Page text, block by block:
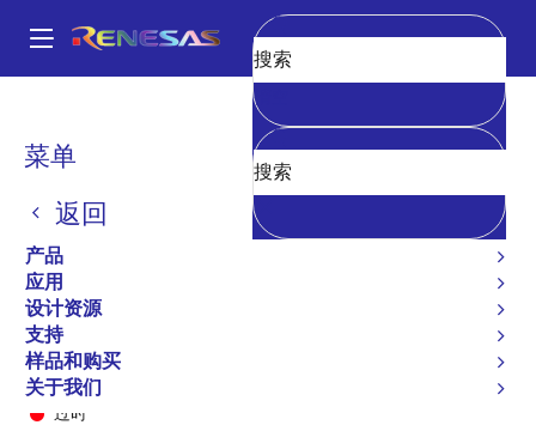
到
Main
navigation
菜单
返回
产品
应用
设计资源
支持
样品和购买
关于我们
清空
面
屑
74FCT151T
74FCT151CTQ
过时